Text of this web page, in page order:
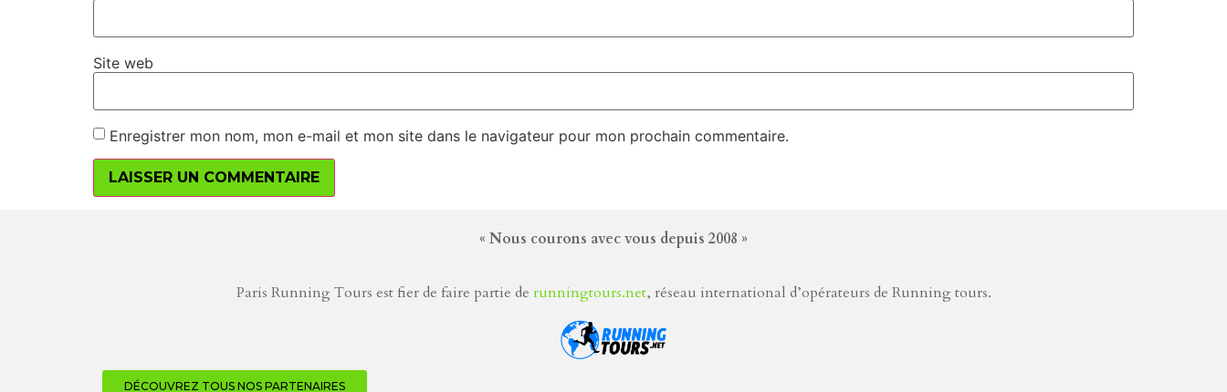
Site web
Enregistrer mon nom, mon e-mail et mon site dans le navigateur pour mon prochain commentaire.
« Nous courons avec vous depuis 2008 »
Paris Running Tours est fier de faire partie de runningtours.net, réseau international d’opérateurs de Running tours.
DÉCOUVREZ TOUS NOS PARTENAIRES